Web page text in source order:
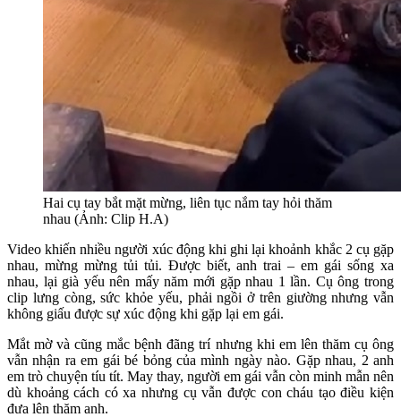
Hai cụ tay bắt mặt mừng, liên tục nắm tay hỏi thăm
nhau (Ảnh: Clip H.A)
Video khiến nhiều người xúc động khi ghi lại khoảnh khắc 2 cụ gặp
nhau, mừng mừng tủi tủi. Được biết, anh trai – em gái sống xa
nhau, lại già yếu nên mấy năm mới gặp nhau 1 lần. Cụ ông trong
clip lưng còng, sức khỏe yếu, phải ngồi ở trên giường nhưng vẫn
không giấu được sự xúc động khi gặp lại em gái.
Mắt mờ và cũng mắc bệnh đãng trí nhưng khi em lên thăm cụ ông
vẫn nhận ra em gái bé bỏng của mình ngày nào. Gặp nhau, 2 anh
em trò chuyện tíu tít. May thay, người em gái vẫn còn minh mẫn nên
dù khoảng cách có xa nhưng cụ vẫn được con cháu tạo điều kiện
đưa lên thăm anh.